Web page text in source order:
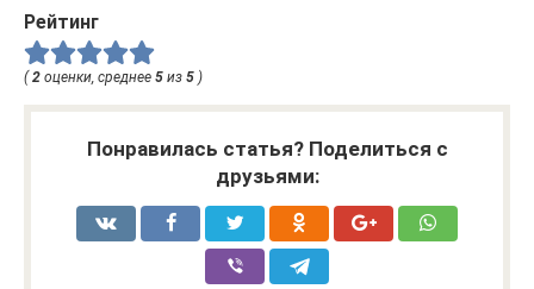
Рейтинг
( 2 оценки, среднее 5 из 5 )
Понравилась статья? Поделиться с
друзьями: